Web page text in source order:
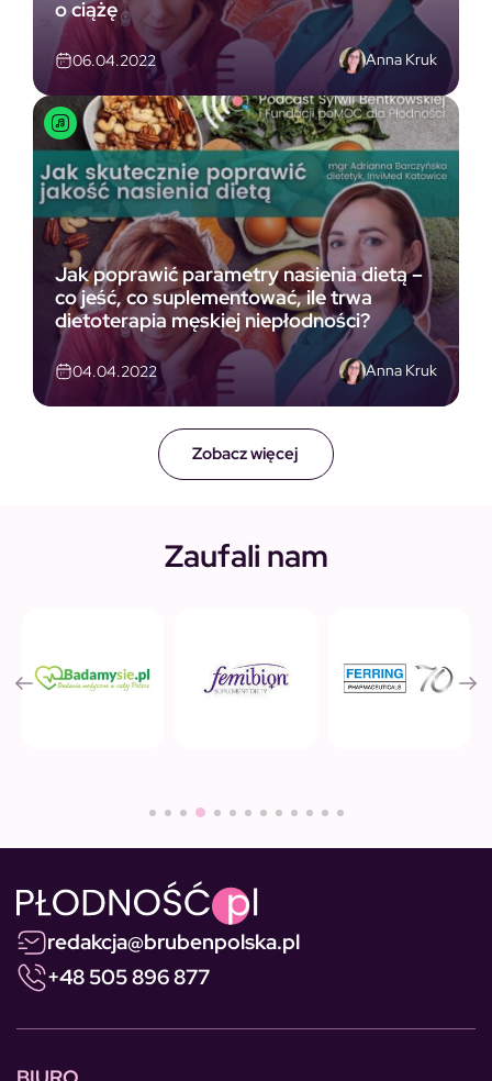
Zobacz więcej
o ciążę
06.04.2022 Anna Kruk
Jak poprawić parametry nasienia dietą –
co jeść, co suplementować, ile trwa
dietoterapia męskiej niepłodności?
04.04.2022 Anna Kruk
Zaufali nam
redakcja@brubenpolska.pl
+48 505 896 877